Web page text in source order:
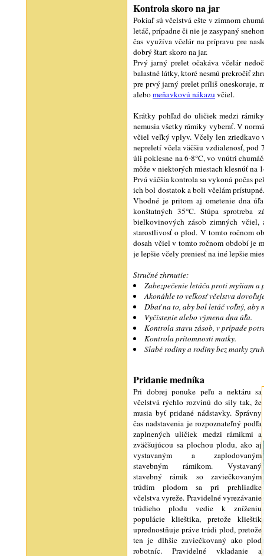
Kontrola skoro na jar
Pokiaľ sú včelstvá ešte v zimnom
letáč, prípadne či nie je zasypaný
čas využíva včelár na prípravu pre
dobrý štart skoro na jar.
Prvý jarný prelet očakáva včelár
balastné látky, ktoré nesmú prekročiť
pre prvý jarný prelet príliš oneskoruje,
alebomeňavkovú nákazu včiel.
Krátky pohľad do uličiek medzi
nemusia všetky rámiky vyberať. V
včiel veľký vplyv. Včely len zriedkavo
nepreletí včela väčšiu vzdialenosť, pod
úli poklesne na 6-8°C, vo vnútri
môže v niektorých miestach klesnúť na
Prvá väčšia kontrola sa vykoná počas
ich bol dostatok a boli včelám
Vhodné je pritom aj ometenie dna
konštatných 35°C. Stúpa
bielkovinových zásob zimných
starostlivosť o plod. V tomto ročnom
dosah včiel v tomto ročnom období je
je lepšie včely preniesť na iné lepšie
Stručné zhrnutie:
Zabezpečenie letáča proti myšiam a
Akonáhle to veľkosť včelstva
Dbať na to, aby bol letáč voľný, aby
Vyčistenie alebo výmena dna úľa.
Kontrola stavu zásob, v prípade
Kontrola prítomnosti matky.
Slabé rodiny a rodiny bez matky
Pridanie medníka
Pri dobrej ponuke peľu a nektáru sa
včelstvá rýchlo rozvinú do sily tak, že
musia byť pridané nádstavky. Správny
čas nadstavenia je rozpoznateľný podľa
zaplnených uličiek medzi rámikmi a
zväčšujúcou sa plochou plodu, ako aj
vystavaným a zaplodovaným
stavebným rámikom. Vystavaný
stavebný rámik so zaviečkovaným
trúdim plodom sa pri prehliadke
včelstva vyreže. Pravidelné vyrezávanie
trúdieho plodu vedie k zníženiu
populácie klieštika, pretože klieštik
uprednostňuje práve trúdi plod, pretože
ten je dlhšie zaviečkovaný ako plod
robotníc. Pravidelné vkladanie a